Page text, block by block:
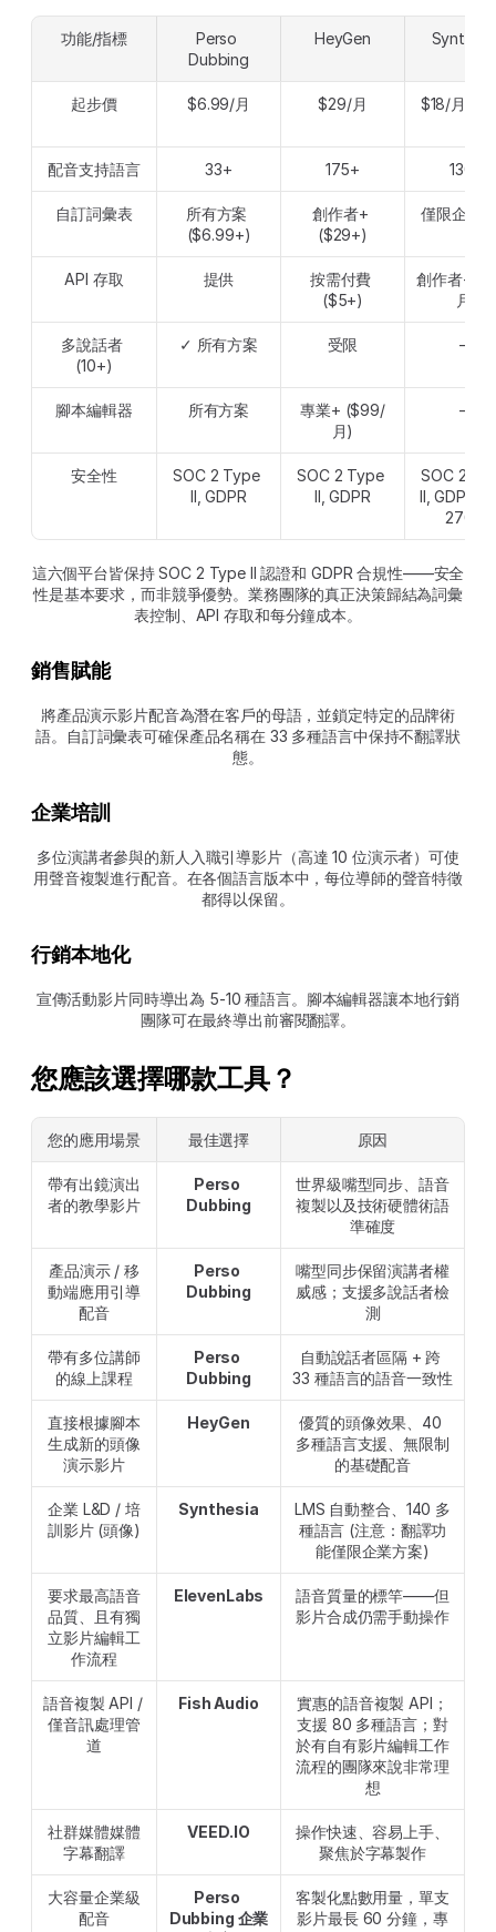
功能/指標
Perso
Dubbing
HeyGen
起步價 $6.99/月 $29/月 $18/月 (年
配音支持語言 33+ 175+ 130+
自訂詞彙表
所有方案
($6.99+)
創作者+
($29+)
僅限企業
API 存取 提供
按需付費
($5+)
創作者+
月)
多說話者
(10+)
✓ 所有方案 受限 —
腳本編輯器 所有方案
專業+ ($99/
月)
—
安全性
SOC 2 Type
II, GDPR
SOC 2 Type
II, GDPR
SOC 2
II, GDPR,
27001
這六個平台皆保持 SOC 2 Type II 認證和 GDPR 合規性——安全
性是基本要求，而非競爭優勢。業務團隊的真正決策歸結為詞彙
表控制、API 存取和每分鐘成本。
銷售賦能
將產品演示影片配音為潛在客戶的母語，並鎖定特定的品牌術
語。自訂詞彙表可確保產品名稱在 33 多種語言中保持不翻譯狀
態。
企業培訓
多位演講者參與的新人入職引導影片（高達 10 位演示者）可使
用聲音複製進行配音。在各個語言版本中，每位導師的聲音特徵
都得以保留。
行銷本地化
宣傳活動影片同時導出為 5-10 種語言。腳本編輯器讓本地行銷
團隊可在最終導出前審閱翻譯。
您應該選擇哪款工具？
您的應用場景 最佳選擇 原因
帶有出鏡演出
者的教學影片
Perso
Dubbing
世界級嘴型同步、語音
複製以及技術硬體術語
準確度
產品演示 / 移
動端應用引導
配音
Perso
Dubbing
嘴型同步保留演講者權
威感；支援多說話者檢
測
帶有多位講師
的線上課程
Perso
Dubbing
自動說話者區隔 + 跨
33 種語言的語音一致性
直接根據腳本
生成新的頭像
演示影片
HeyGen
優質的頭像效果、40
多種語言支援、無限制
的基礎配音
企業 L&D / 培
訓影片 (頭像)
Synthesia
LMS 自動整合、140 多
種語言 (注意：翻譯功
能僅限企業方案)
要求最高語音
品質、且有獨
立影片編輯工
作流程
ElevenLabs
語音質量的標竿——但
影片合成仍需手動操作
語音複製 API /
僅音訊處理管
道
Fish Audio
實惠的語音複製 API；
支援 80 多種語言；對
於有自有影片編輯工作
流程的團隊來說非常理
想
社群媒體媒體
字幕翻譯
VEED.IO
操作快速、容易上手、
聚焦於字幕製作
大容量企業級
配音
Perso
Dubbing 企業
客製化點數用量，單支
影片最長 60 分鐘，專